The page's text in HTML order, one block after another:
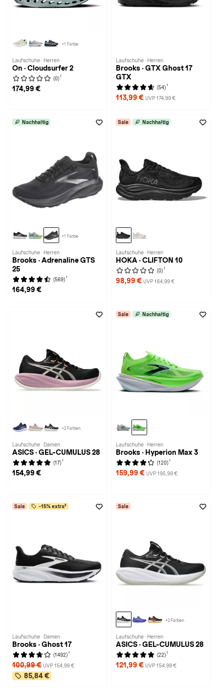
+1 Farbe
Laufschuhe · Herren
On · Cloudsurfer 2
(0) 1
174,99 €
Laufschuhe · Herren
Brooks · GTX Ghost 17
GTX
(54) 1
113,99 € UVP 174,99 €
Nachhaltig
+1 Farbe
Laufschuhe · Herren
Brooks · Adrenaline GTS
25
(569) 1
164,99 €
Sale Nachhaltig
Laufschuhe · Herren
HOKA · CLIFTON 10
(0) 1
98,99 € UVP 164,99 €
+2 Farben
Laufschuhe · Damen
ASICS · GEL-CUMULUS 28
(17) 1
154,99 €
Sale Nachhaltig
Laufschuhe · Herren
Brooks · Hyperion Max 3
(120) 1
159,99 € UVP 195,99 €
Sale -15% extra²
Laufschuhe · Damen
Brooks · Ghost 17
(1492) 1
100,99 € UVP 154,99 €
85,84 €
Sale
+2 Farben
Laufschuhe · Herren
ASICS · GEL-CUMULUS 28
(22) 1
121,99 € UVP 154,99 €